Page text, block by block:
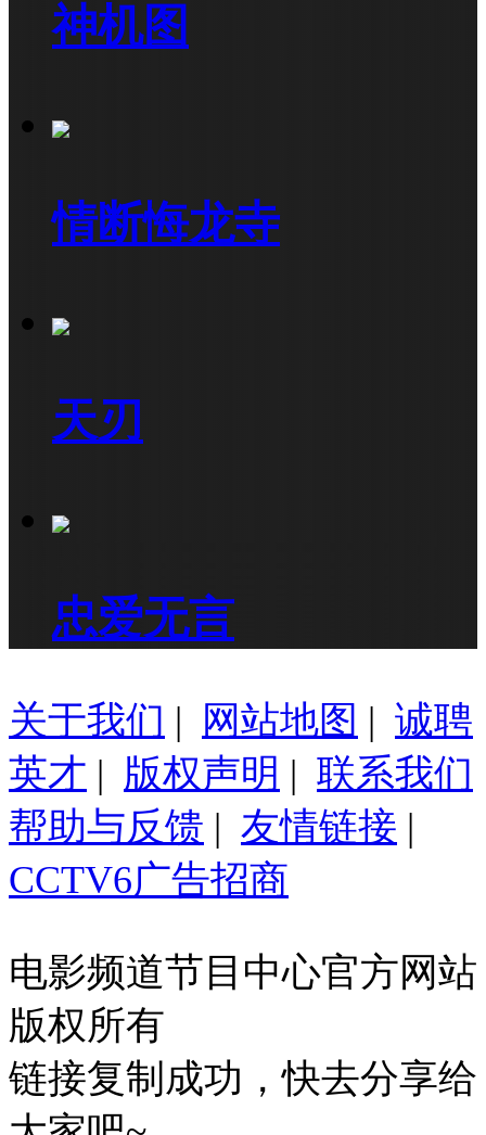
神机图
情断悔龙寺
天刃
忠爱无言
关于我们 | 网站地图 | 诚聘
英才 | 版权声明 | 联系我们
帮助与反馈 | 友情链接 |
CCTV6广告招商
电影频道节目中心官方网站
版权所有
链接复制成功，快去分享给